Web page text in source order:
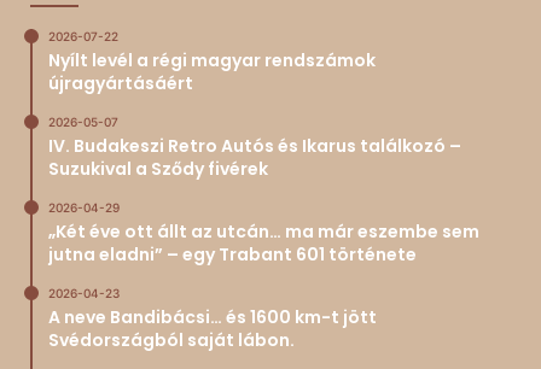
2026-07-22
Nyílt levél a régi magyar rendszámok
újragyártásáért
2026-05-07
IV. Budakeszi Retro Autós és Ikarus találkozó –
Suzukival a Sződy fivérek
2026-04-29
„Két éve ott állt az utcán… ma már eszembe sem
jutna eladni” – egy Trabant 601 története
2026-04-23
A neve Bandibácsi… és 1600 km-t jött
Svédországból saját lábon.